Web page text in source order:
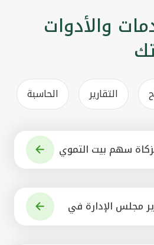
والأدوات
التقارير الحاسبة
سهم بيت التموي
مجلس الإدارة في